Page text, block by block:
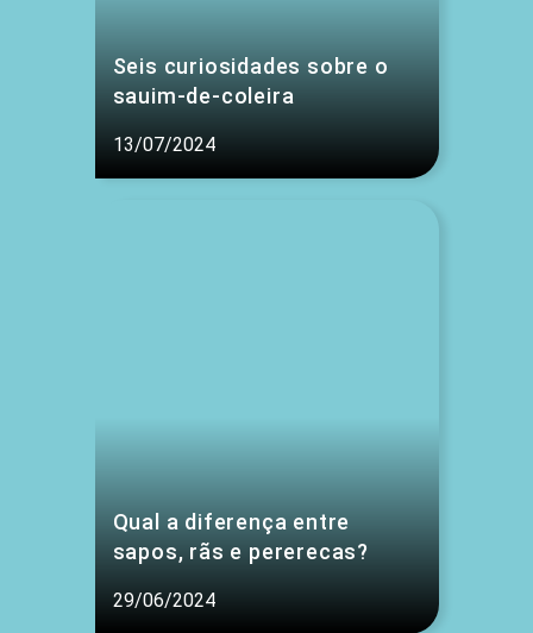
Seis curiosidades sobre o
sauim-de-coleira
13/07/2024
Qual a diferença entre
sapos, rãs e pererecas?
29/06/2024